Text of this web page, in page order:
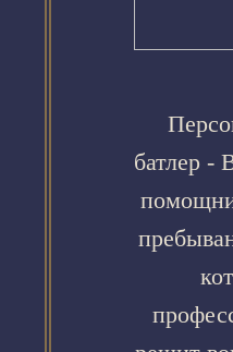
батлер -